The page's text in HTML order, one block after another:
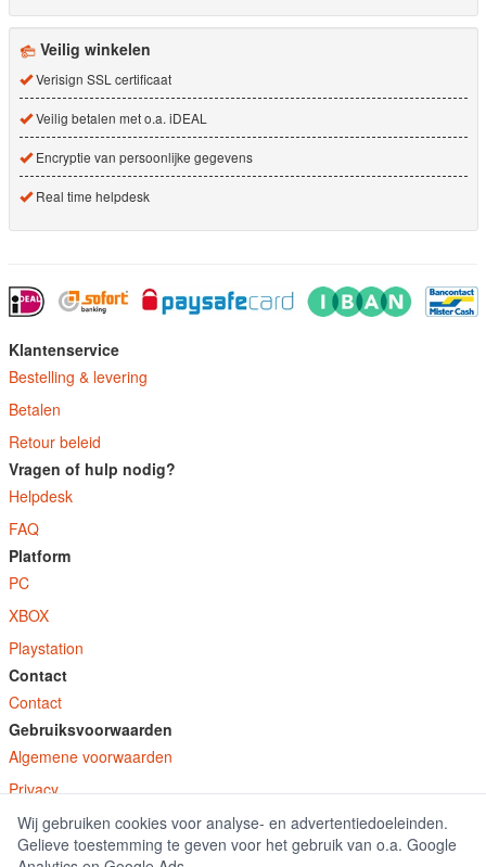
Veilig winkelen
Verisign SSL certificaat
Veilig betalen met o.a. iDEAL
Encryptie van persoonlijke gegevens
Real time helpdesk
Klantenservice
Bestelling & levering
Betalen
Retour beleid
Vragen of hulp nodig?
Helpdesk
FAQ
Platform
PC
XBOX
Playstation
Contact
Contact
Gebruiksvoorwaarden
Algemene voorwaarden
Privacy
© E-Keys B.V. 2026
GamekeyDiscounter.nl is onderdeel van E-Keys B.V. geregistreerd onder kamer
Wij gebruiken cookies voor analyse- en advertentiedoeleinden.
Gelieve toestemming te geven voor het gebruik van o.a. Google